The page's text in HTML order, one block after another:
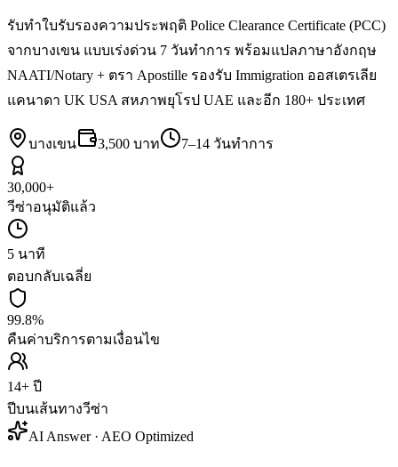
รับทำใบรับรองความประพฤติ Police Clearance Certificate (PCC)
จากบางเขน แบบเร่งด่วน 7 วันทำการ พร้อมแปลภาษาอังกฤษ
NAATI/Notary + ตรา Apostille รองรับ Immigration ออสเตรเลีย
แคนาดา UK USA สหภาพยุโรป UAE และอีก 180+ ประเทศ
บางเขน 3,500 บาท 7–14 วันทำการ
30,000+
วีซ่าอนุมัติแล้ว
5 นาที
ตอบกลับเฉลี่ย
99.8%
คืนค่าบริการตามเงื่อนไข
14+ ปี
ปีบนเส้นทางวีซ่า
AI Answer · AEO Optimized